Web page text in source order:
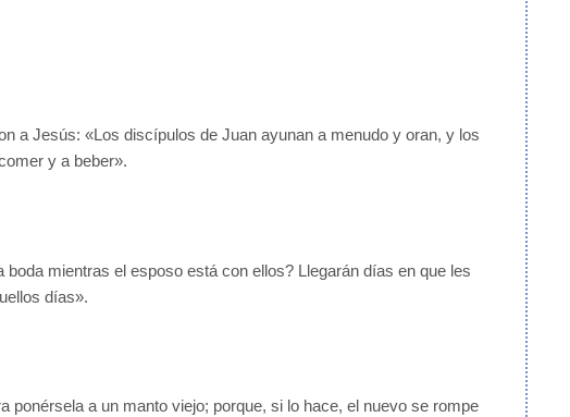
a Jesús: «Los discípulos de Juan ayunan a menudo y oran, y los
y a beber».
mientras el esposo está con ellos? Llegarán días en que les
días».
ponérsela a un manto viejo; porque, si lo hace, el nuevo se rompe